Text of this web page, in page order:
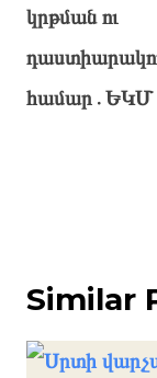
կրթման ու
համար․ԵԿՄ
Similar